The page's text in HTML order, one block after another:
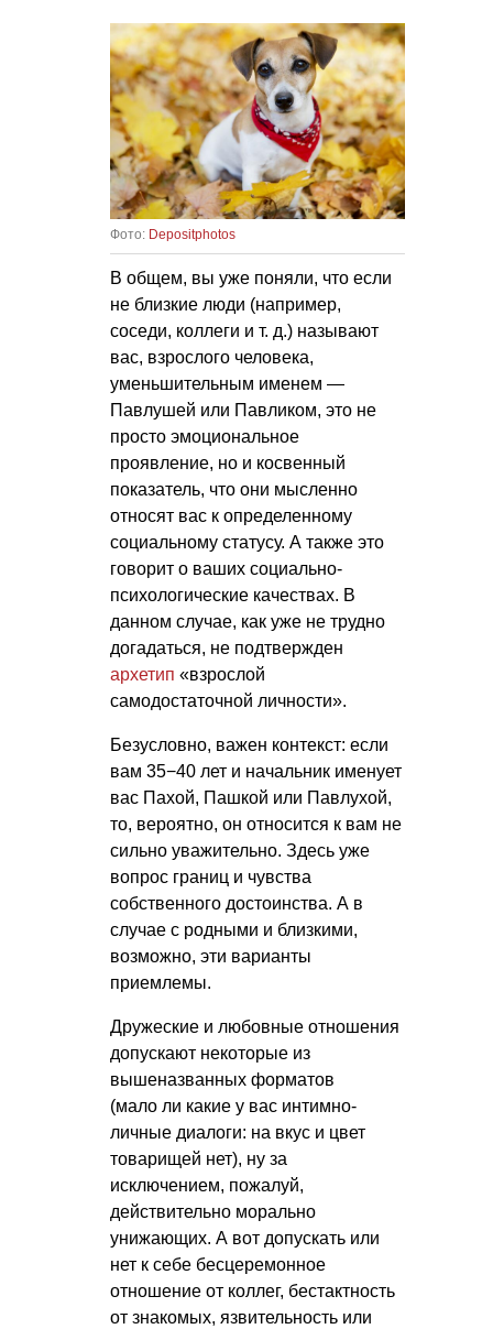
Фото: Depositphotos
В общем, вы уже поняли, что если
не близкие люди (например,
соседи, коллеги и т. д.) называют
вас, взрослого человека,
уменьшительным именем —
Павлушей или Павликом, это не
просто эмоциональное
проявление, но и косвенный
показатель, что они мысленно
относят вас к определенному
социальному статусу. А также это
говорит о ваших социально-
психологические качествах. В
данном случае, как уже не трудно
догадаться, не подтвержден
архетип «взрослой
самодостаточной личности».
Безусловно, важен контекст: если
вам 35−40 лет и начальник именует
вас Пахой, Пашкой или Павлухой,
то, вероятно, он относится к вам не
сильно уважительно. Здесь уже
вопрос границ и чувства
собственного достоинства. А в
случае с родными и близкими,
возможно, эти варианты
приемлемы.
Дружеские и любовные отношения
допускают некоторые из
вышеназванных форматов
(мало ли какие у вас интимно-
личные диалоги: на вкус и цвет
товарищей нет), ну за
исключением, пожалуй,
действительно морально
унижающих. А вот допускать или
нет к себе бесцеремонное
отношение от коллег, бестактность
от знакомых, язвительность или